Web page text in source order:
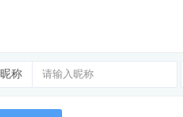
昵称